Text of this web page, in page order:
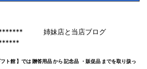
姉妹店と当店ブログ
ト館 】では 贈答用品 から 記念品 ・販促品 までを取り扱っ